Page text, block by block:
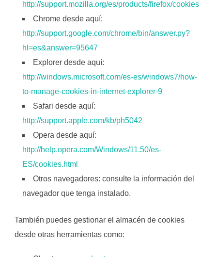
http://support.mozilla.org/es/products/firefox/cookies
Chrome desde aquí:
http://support.google.com/chrome/bin/answer.py?
hl=es&answer=95647
Explorer desde aquí:
http://windows.microsoft.com/es-es/windows7/how-
to-manage-cookies-in-internet-explorer-9
Safari desde aquí:
http://support.apple.com/kb/ph5042
Opera desde aquí:
http://help.opera.com/Windows/11.50/es-
ES/cookies.html
Otros navegadores: consulte la información del
navegador que tenga instalado.
También puedes gestionar el almacén de cookies
desde otras herramientas como: